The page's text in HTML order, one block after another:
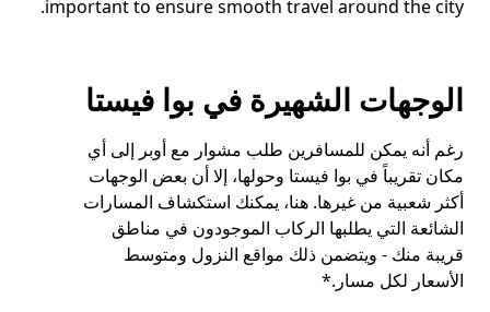
important to ensure smooth travel around the city.
الوجهات الشهيرة في بوا فيستا
رغم أنه يمكن للمسافرين طلب مشوار مع أوبر إلى أي
مكان تقريباً في بوا فيستا وحولها، إلا أن بعض الوجهات
أكثر شعبية من غيرها. هنا، يمكنك استكشاف المسارات
الشائعة التي يطلبها الركاب الموجودون في مناطق
قريبة منك - ويتضمن ذلك مواقع النزول ومتوسط
الأسعار لكل مسار.*